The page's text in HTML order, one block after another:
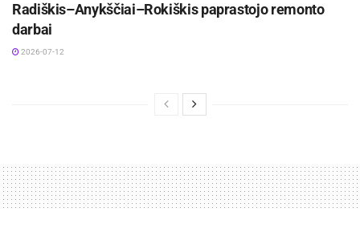
Radiškis–Anykščiai–Rokiškis paprastojo remonto
darbai
2026-07-12